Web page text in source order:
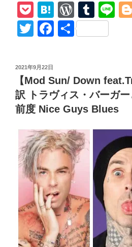
More
Time】
和
説
帰
っ
て
た
blink-
182!
誓
弟
P
o
ck
H
at
e
a
W
or
d
e
ss
T
u
m
r
Li
T
tt
er
F
e
b
o
o
k
共
投
日:
2021年9月22日
【Mod Sun/ Down
訳 トラヴィス・バーガ
前度 Nice Guys Blues